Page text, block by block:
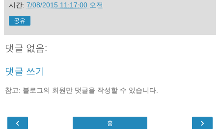
시간: 7/08/2015 11:17:00 오전
공유
댓글 없음:
댓글 쓰기
참고: 블로그의 회원만 댓글을 작성할 수 있습니다.
‹ ›
홈